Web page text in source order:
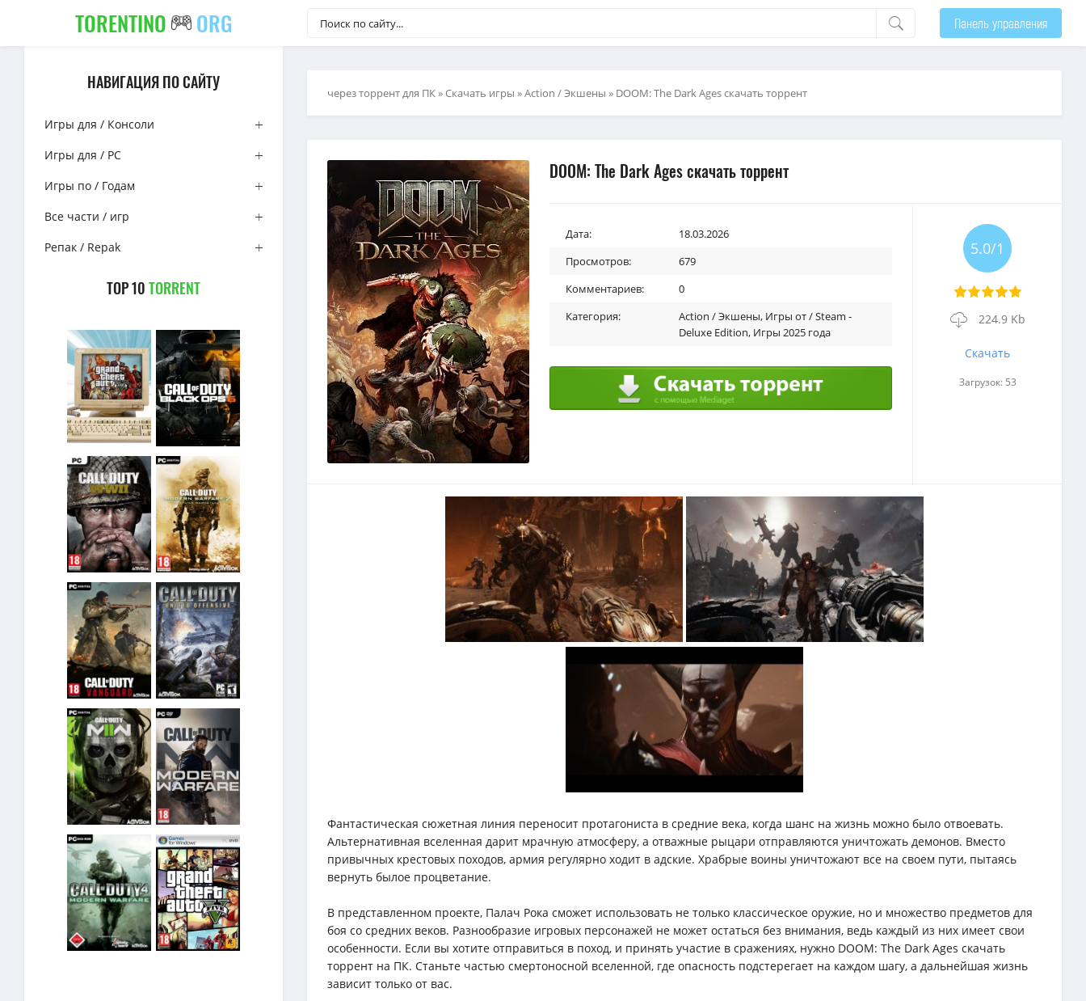
TORENTINO ORG Панель управления
НАВИГАЦИЯ ПО САЙТУ
Игры для / Консоли
Игры для / PC
Игры по / Годам
Все части / игр
Репак / Repak
TOP 10TORRENT
через торрент для ПК»Скачать игры »Action / Экшены » DOОM: The Dark Ages скачать торрент
DOОM: The Dark Ages скачать торрент
Дата:
18.03.2026
Просмотров:
679
Комментариев:
0
Категория:
Action / Экшены, Игры от / Steam -
Deluxe Edition, Игры 2025 года
5.0/1
224.9 Kb
Скачать
Загрузок: 53
Фантастическая сюжетная линия переносит протагониста в средние века, когда шанс на жизнь можно было отвоевать.
Альтернативная вселенная дарит мрачную атмосферу, а отважные рыцари отправляются уничтожать демонов. Вместо
привычных крестовых походов, армия регулярно ходит в адские. Храбрые воины уничтожают все на своем пути, пытаясь
вернуть былое процветание.
В представленном проекте, Палач Рока сможет использовать не только классическое оружие, но и множество предметов для
боя со средних веков. Разнообразие игровых персонажей не может остаться без внимания, ведь каждый из них имеет свои
особенности. Если вы хотите отправиться в поход, и принять участие в сражениях, нужно DOОM: The Dark Ages скачать
торрент на ПК. Станьте частью смертоносной вселенной, где опасность подстерегает на каждом шагу, а дальнейшая жизнь
зависит только от вас.